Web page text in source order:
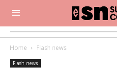
Home Flash news
Flash news